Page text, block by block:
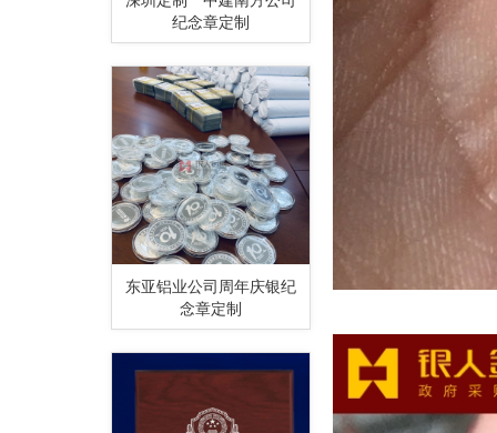
纪念章定制
东亚铝业公司周年庆银纪
念章定制